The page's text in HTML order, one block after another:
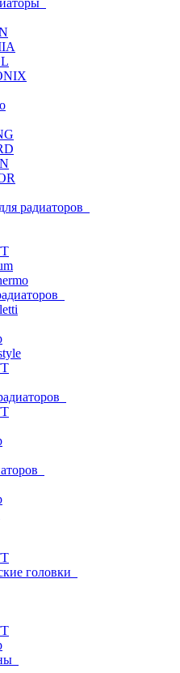
радиаторов
головки